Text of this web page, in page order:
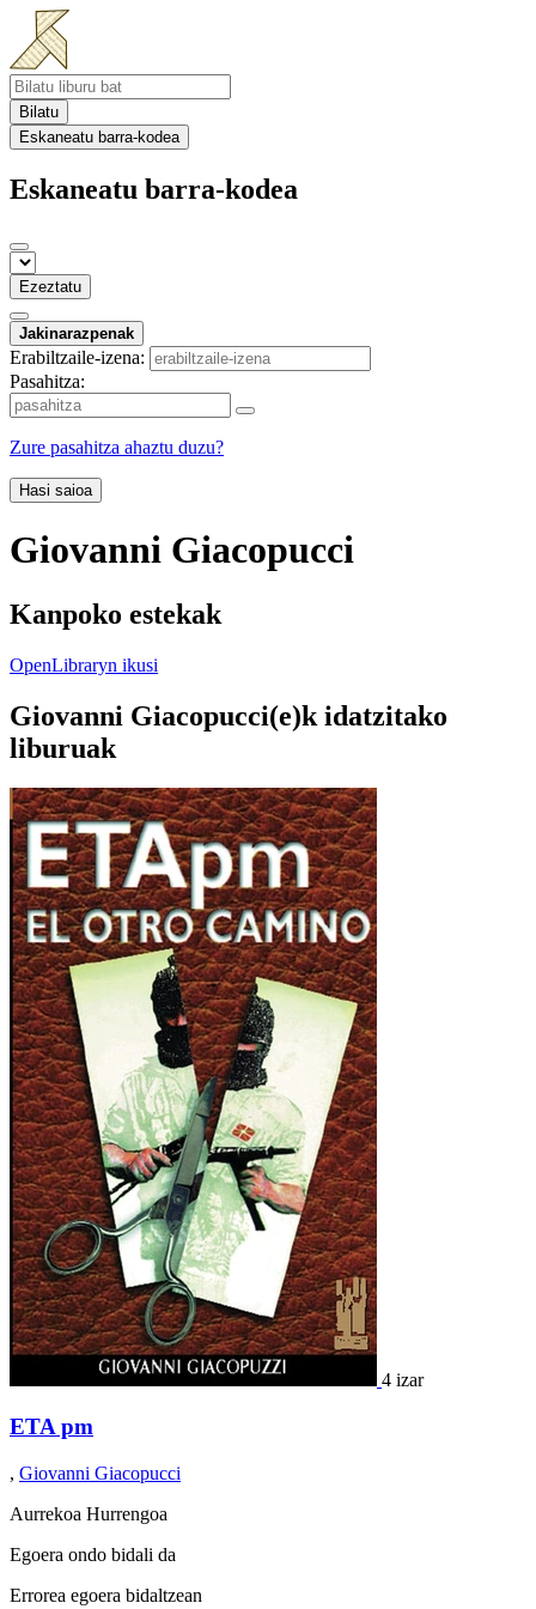
Bilatu
Eskaneatu barra-kodea
Eskaneatu barra-kodea
Ezeztatu
Jakinarazpenak
Erabiltzaile-izena:
Pasahitza:
Zure pasahitza ahaztu duzu?
Hasi saioa
Giovanni Giacopucci
Kanpoko estekak
OpenLibraryn ikusi
Giovanni Giacopucci(e)k idatzitako
liburuak
4 izar
ETA pm
, Giovanni Giacopucci
Aurrekoa Hurrengoa
Egoera ondo bidali da
Errorea egoera bidaltzean